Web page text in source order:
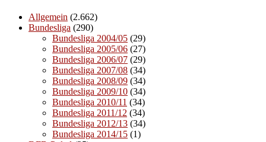
Allgemein (2.662)
Bundesliga (290)
Bundesliga 2004/05 (29)
Bundesliga 2005/06 (27)
Bundesliga 2006/07 (29)
Bundesliga 2007/08 (34)
Bundesliga 2008/09 (34)
Bundesliga 2009/10 (34)
Bundesliga 2010/11 (34)
Bundesliga 2011/12 (34)
Bundesliga 2012/13 (34)
Bundesliga 2014/15 (1)